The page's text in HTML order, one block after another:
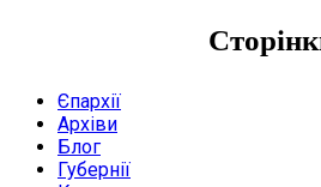
Єпархії
Архіви
Блог
Губернії